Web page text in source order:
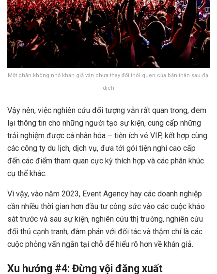
Một phần không nhỏ khán giả vẫn chưa thay đổi thói quen của bản thân sau đại
dịch
Vậy nên, việc nghiên cứu đối tượng vẫn rất quan trọng, đem
lại thông tin cho những người tạo sự kiện, cung cấp những
trải nghiệm được cá nhân hóa – tiện ích vé VIP, kết hợp cùng
các công ty du lịch, dịch vụ, đưa tới gói tiện nghi cao cấp
đến các điểm tham quan cực kỳ thích hợp và các phân khúc
cụ thể khác.
Vì vậy, vào năm 2023, Event Agency hay các doanh nghiệp
cần nhiều thời gian hơn đầu tư công sức vào các cuộc khảo
sát trước và sau sự kiện, nghiên cứu thị trường, nghiên cứu
đối thủ cạnh tranh, đàm phán với đối tác và thậm chí là các
cuộc phỏng vấn ngắn tại chỗ để hiểu rõ hơn về khán giả.
Xu hướng #4: Đừng vội đăng xuất